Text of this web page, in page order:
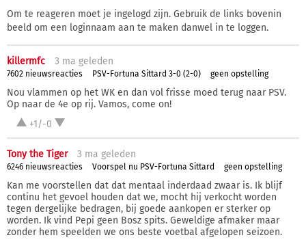
Om te reageren moet je ingelogd zijn. Gebruik de links bovenin
beeld om een loginnaam aan te maken danwel in te loggen.
killermfc 3 ma geleden
7602 nieuwsreacties PSV-Fortuna Sittard 3-0 (2-0) geen opstelling
Nou vlammen op het WK en dan vol frisse moed terug naar PSV.
Op naar de 4e op rij. Vamos, come on!
+1/-0
Tony the Tiger 3 ma geleden
6246 nieuwsreacties Voorspel nu PSV-Fortuna Sittard geen opstelling
Kan me voorstellen dat dat mentaal inderdaad zwaar is. Ik blijf
continu het gevoel houden dat we, mocht hij verkocht worden
tegen dergelijke bedragen, bij goede aankopen er sterker op
worden. Ik vind Pepi geen Bosz spits. Geweldige afmaker maar
zonder hem speelden we ons beste voetbal afgelopen seizoen.